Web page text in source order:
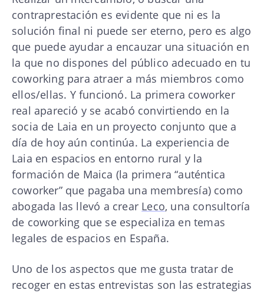
contraprestación es evidente que ni es la
solución final ni puede ser eterno, pero es algo
que puede ayudar a encauzar una situación en
la que no dispones del público adecuado en tu
coworking para atraer a más miembros como
ellos/ellas. Y funcionó. La primera coworker
real apareció y se acabó convirtiendo en la
socia de Laia en un proyecto conjunto que a
día de hoy aún continúa. La experiencia de
Laia en espacios en entorno rural y la
formación de Maica (la primera “auténtica
coworker” que pagaba una membresía) como
abogada las llevó a crear Leco, una consultoría
de coworking que se especializa en temas
legales de espacios en España.
Uno de los aspectos que me gusta tratar de
recoger en estas entrevistas son las estrategias